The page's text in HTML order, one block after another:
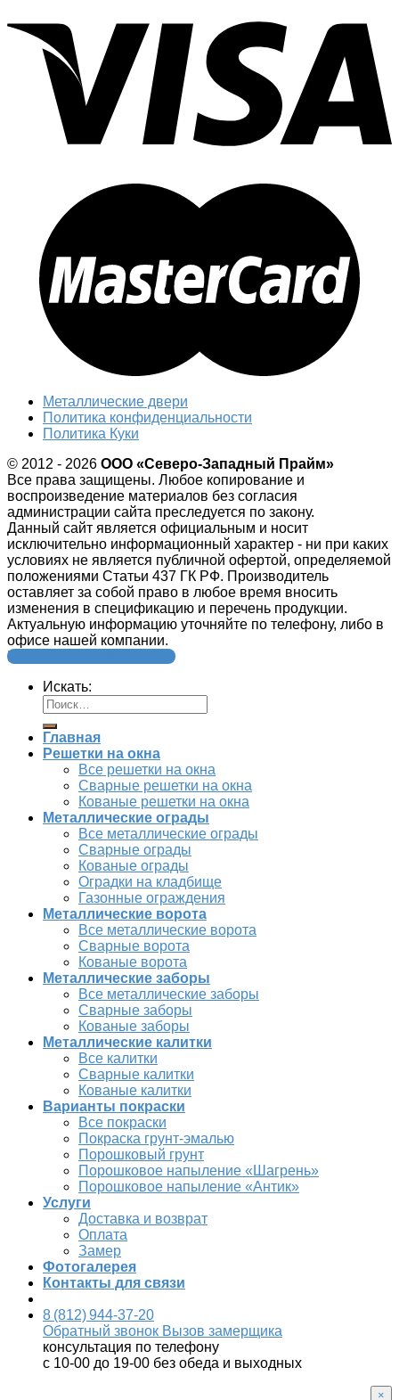
Металлические двери
Политика конфиденциальности
Политика Куки
© 2012 - 2026 ООО «Северо-Западный Прайм»
Все права защищены. Любое копирование и
воспроизведение материалов без согласия
администрации сайта преследуется по закону.
Данный сайт является официальным и носит
исключительно информационный характер - ни при каких
условиях не является публичной офертой, определяемой
положениями Статьи 437 ГК РФ. Производитель
оставляет за собой право в любое время вносить
изменения в спецификацию и перечень продукции.
Актуальную информацию уточняйте по телефону, либо в
офисе нашей компании.
Версия для компьютеров
Искать:
Главная
Решетки на окна
Все решетки на окна
Сварные решетки на окна
Кованые решетки на окна
Металлические ограды
Все металлические ограды
Сварные ограды
Кованые ограды
Оградки на кладбище
Газонные ограждения
Металлические ворота
Все металлические ворота
Сварные ворота
Кованые ворота
Металлические заборы
Все металлические заборы
Сварные заборы
Кованые заборы
Металлические калитки
Все калитки
Сварные калитки
Кованые калитки
Варианты покраски
Все покраски
Покраска грунт-эмалью
Порошковый грунт
Порошковое напыление «Шагрень»
Порошковое напыление «Антик»
Услуги
Доставка и возврат
Оплата
Замер
Фотогалерея
Контакты для связи
8 (812) 944-37-20
Обратный звонок Вызов замерщика
консультация по телефону
с 10-00 до 19-00 без обеда и выходных
×